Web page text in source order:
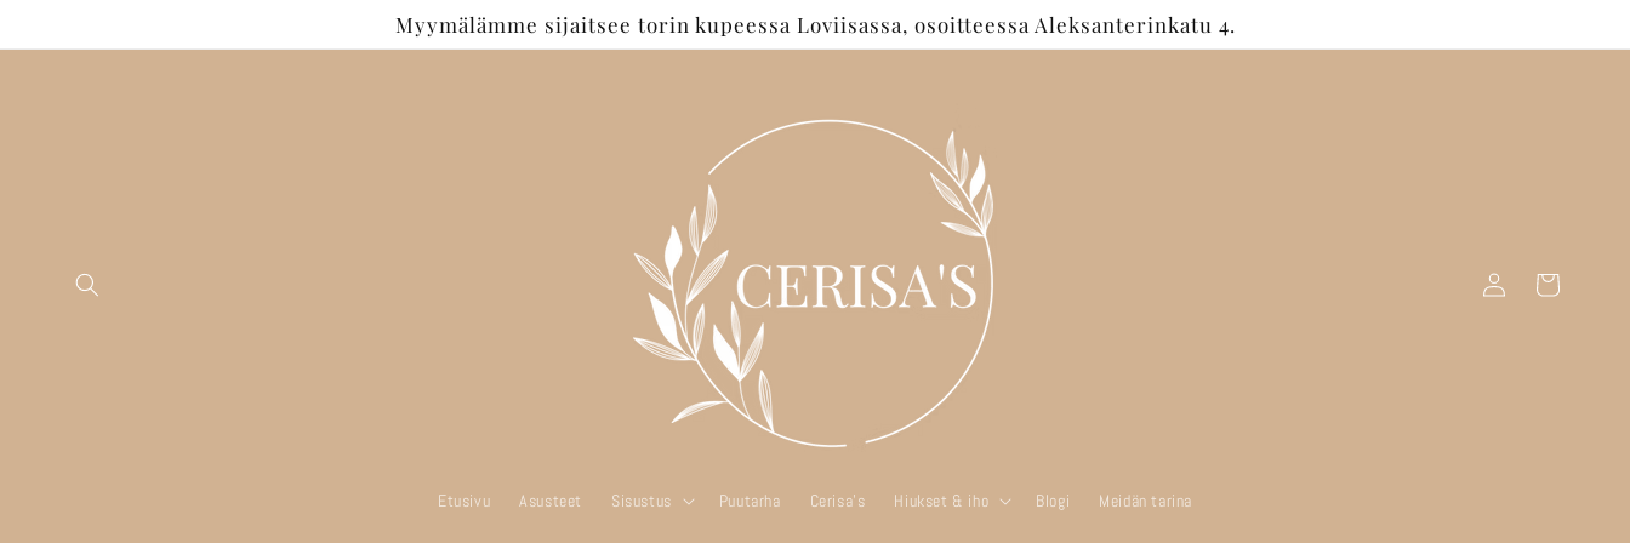
sisältöön
Myymälämme sijaitsee torin kupeessa Loviisassa, osoitteessa Aleksanterinkatu 4.
Etusivu Asusteet Sisustus Puutarha Cerisa's Hiukset & iho Blogi Meidän tarina
sisään
Ostoskori